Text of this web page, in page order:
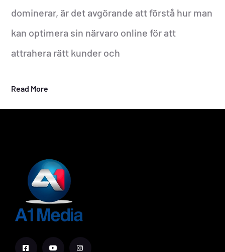
dominerar, är det avgörande att förstå hur man
kan optimera sin närvaro online för att
attrahera rätt kunder och
Read More